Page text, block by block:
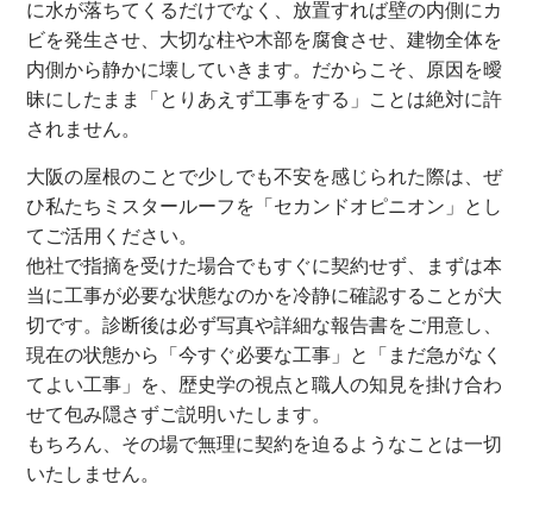
に水が落ちてくるだけでなく、放置すれば壁の内側にカ
ビを発生させ、大切な柱や木部を腐食させ、建物全体を
内側から静かに壊していきます。だからこそ、原因を曖
昧にしたまま「とりあえず工事をする」ことは絶対に許
されません。
大阪の屋根のことで少しでも不安を感じられた際は、ぜ
ひ私たちミスタールーフを「セカンドオピニオン」とし
てご活用ください。
他社で指摘を受けた場合でもすぐに契約せず、まずは本
当に工事が必要な状態なのかを冷静に確認することが大
切です。診断後は必ず写真や詳細な報告書をご用意し、
現在の状態から「今すぐ必要な工事」と「まだ急がなく
てよい工事」を、歴史学の視点と職人の知見を掛け合わ
せて包み隠さずご説明いたします。
もちろん、その場で無理に契約を迫るようなことは一切
いたしません。